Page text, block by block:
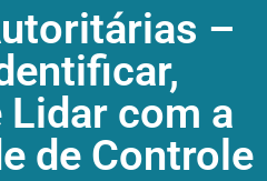
–
Lidar com a
de Controle